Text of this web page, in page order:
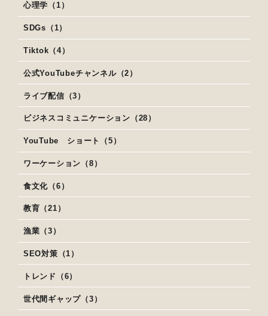
心理学（1）
SDGs（1）
Tiktok（4）
公式YouTubeチャンネル（2）
ライブ配信（3）
ビジネスコミュニケーション（28）
YouTube ショート（5）
ワーケーション（8）
食文化（6）
教育（21）
漁業（3）
SEO対策（1）
トレンド（6）
世代間ギャップ（3）